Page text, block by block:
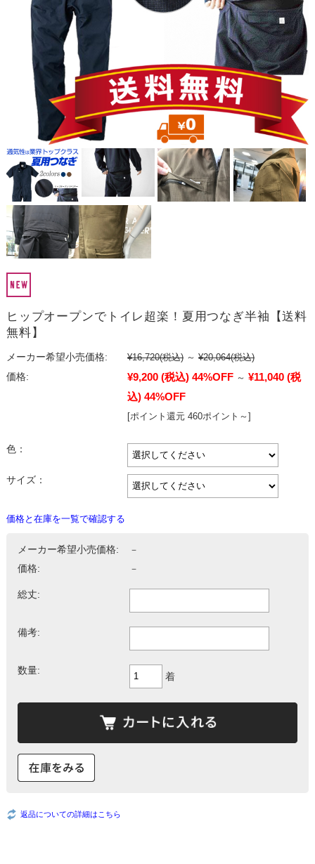
ヒップオープンでトイレ超楽！夏用つなぎ半袖【送料
無料】
メーカー希望小売価格: ¥16,720(税込) ～ ¥20,064(税込)
価格:
¥9,200 (税込) 44%OFF ～ ¥11,040 (税
込) 44%OFF
[ポイント還元 460ポイント～]
色：
サイズ：
価格と在庫を一覧で確認する
メーカー希望小売価格:
－
価格:
－
総丈:
備考:
数量:
着
返品についての詳細はこちら